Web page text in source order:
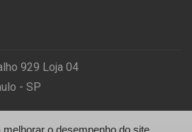
929 Loja 04
- SP
o desempenho do site,